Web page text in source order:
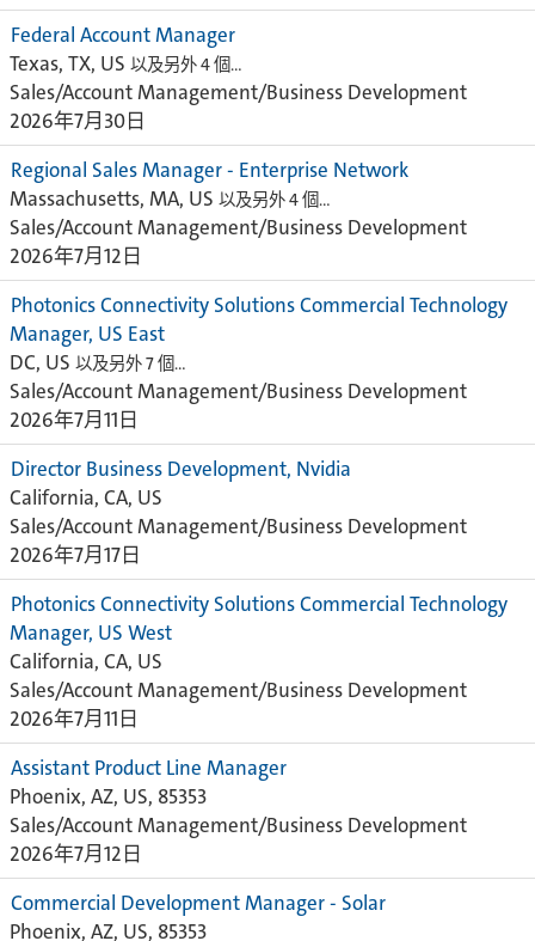
Federal Account Manager
Texas, TX, US 以及另外 4 個…
Sales/Account Management/Business Development
2026年7月30日
Regional Sales Manager - Enterprise Network
Massachusetts, MA, US 以及另外 4 個…
Sales/Account Management/Business Development
2026年7月12日
Photonics Connectivity Solutions Commercial Technology
Manager, US East
DC, US 以及另外 7 個…
Sales/Account Management/Business Development
2026年7月11日
Director Business Development, Nvidia
California, CA, US
Sales/Account Management/Business Development
2026年7月17日
Photonics Connectivity Solutions Commercial Technology
Manager, US West
California, CA, US
Sales/Account Management/Business Development
2026年7月11日
Assistant Product Line Manager
Phoenix, AZ, US, 85353
Sales/Account Management/Business Development
2026年7月12日
Commercial Development Manager - Solar
Phoenix, AZ, US, 85353